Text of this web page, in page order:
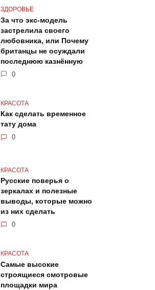
ЗДОРОВЬЕ
За что экс-модель
застрелила своего
любовника, или Почему
британцы не осуждали
последнюю казнённую
0
КРАСОТА
Как сделать временное
тату дома
0
КРАСОТА
Русские поверья о
зеркалах и полезные
выводы, которые можно
из них сделать
0
КРАСОТА
Самые высокие
строящиеся смотровые
площадки мира